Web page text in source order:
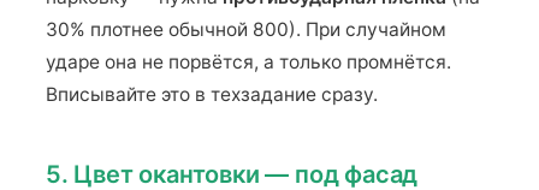
30% плотнее обычной 800). При случайном
ударе она не порвётся, а только промнётся.
Вписывайте это в техзадание сразу.
5. Цвет окантовки — под фасад